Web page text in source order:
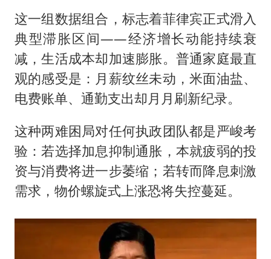
这一组数据组合，标志着菲律宾正式滑入
典型滞胀区间——经济增长动能持续衰
减，生活成本却加速膨胀。普通家庭最直
观的感受是：月薪纹丝未动，米面油盐、
电费账单、通勤支出却月月刷新纪录。
这种两难困局对任何执政团队都是严峻考
验：若选择加息抑制通胀，本就疲弱的投
资与消费将进一步萎缩；若转而降息刺激
需求，物价螺旋式上涨恐将失控蔓延。